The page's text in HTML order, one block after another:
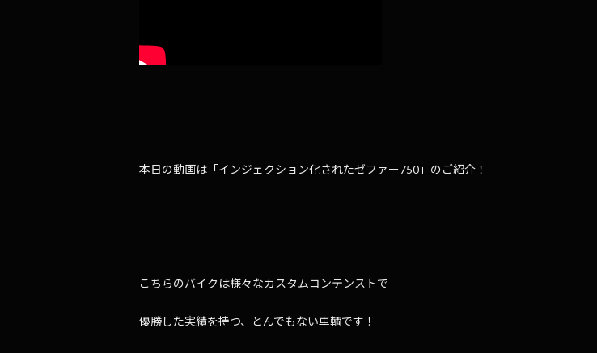
本日の動画は「インジェクション化されたゼファー750」のご紹介！
こちらのバイクは様々なカスタムコンテンストで
優勝した実績を持つ、とんでもない車輌です！